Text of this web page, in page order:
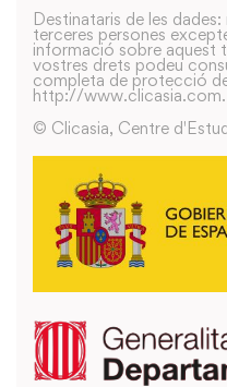
Destinataris de les
terceres persones
informació sobre aquest
vostres drets podeu
completa de protecció
http://www.clicasia.com.
© Clicasia, Centre